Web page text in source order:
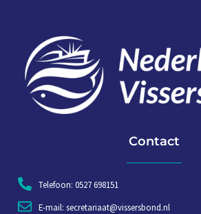
Contact
Telefoon: 0527 698151
E-mail: secretariaat@vissersbond.nl